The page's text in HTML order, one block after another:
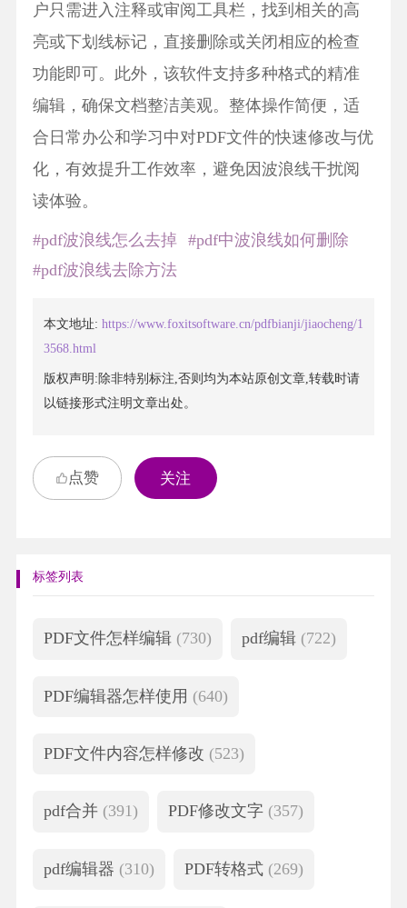
户只需进入注释或审阅工具栏，找到相关的高
亮或下划线标记，直接删除或关闭相应的检查
功能即可。此外，该软件支持多种格式的精准
编辑，确保文档整洁美观。整体操作简便，适
合日常办公和学习中对PDF文件的快速修改与优
化，有效提升工作效率，避免因波浪线干扰阅
读体验。
#pdf波浪线怎么去掉
#pdf中波浪线如何删除
#pdf波浪线去除方法
本文地址: https://www.foxitsoftware.cn/pdfbianji/jiaocheng/1
3568.html
版权声明:除非特别标注,否则均为本站原创文章,转载时请
以链接形式注明文章出处。
点赞 关注
标签列表
PDF文件怎样编辑 (730) pdf编辑 (722)
PDF编辑器怎样使用 (640)
PDF文件内容怎样修改 (523)
pdf合并 (391) PDF修改文字 (357)
pdf编辑器 (310) PDF转格式 (269)